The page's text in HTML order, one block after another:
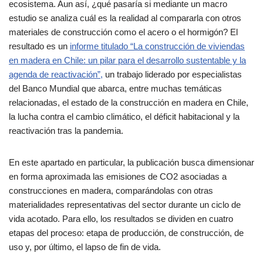
ecosistema. Aun así, ¿qué pasaría si mediante un macro
estudio se analiza cuál es la realidad al compararla con otros
materiales de construcción como el acero o el hormigón? El
resultado es un informe titulado “La construcción de viviendas
en madera en Chile: un pilar para el desarrollo sustentable y la
agenda de reactivación”, un trabajo liderado por especialistas
del Banco Mundial que abarca, entre muchas temáticas
relacionadas, el estado de la construcción en madera en Chile,
la lucha contra el cambio climático, el déficit habitacional y la
reactivación tras la pandemia.
En este apartado en particular, la publicación busca dimensionar
en forma aproximada las emisiones de CO2 asociadas a
construcciones en madera, comparándolas con otras
materialidades representativas del sector durante un ciclo de
vida acotado. Para ello, los resultados se dividen en cuatro
etapas del proceso: etapa de producción, de construcción, de
uso y, por último, el lapso de fin de vida.